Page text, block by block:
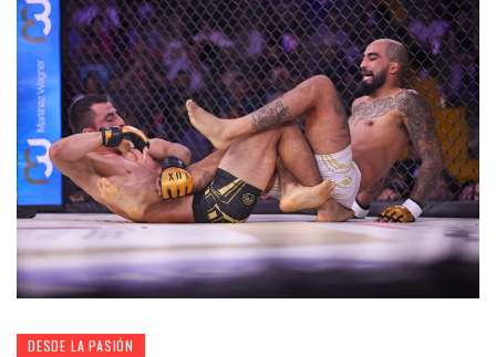
DESDE LA PASIÓN